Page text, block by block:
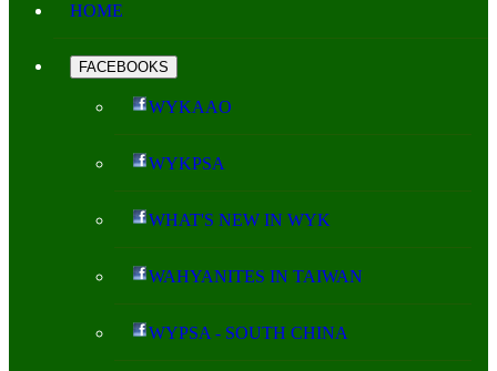
HOME
FACEBOOKS
WYKAAO
WYKPSA
WHAT'S NEW IN WYK
WAHYANITES IN TAIWAN
WYPSA - SOUTH CHINA